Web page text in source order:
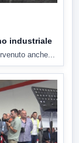
industriale
anche...